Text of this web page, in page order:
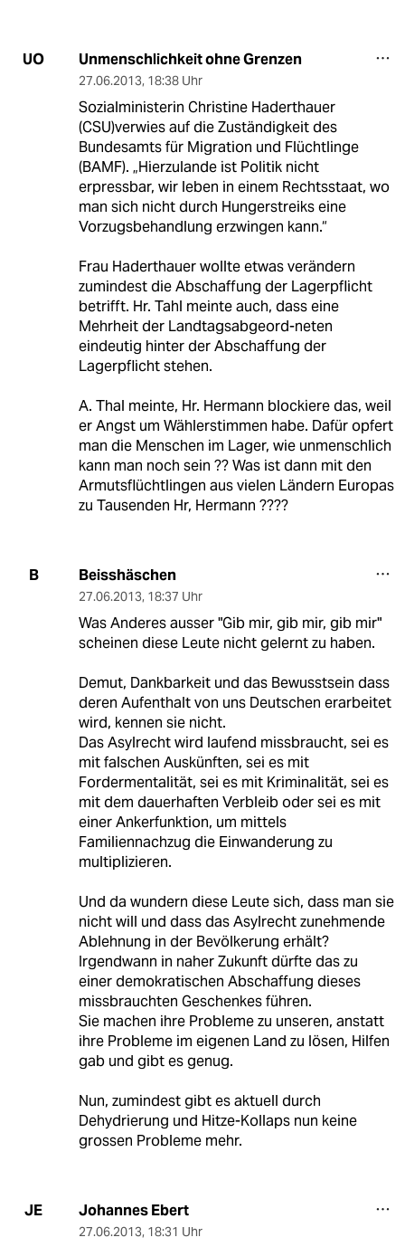
UO Unmenschlichkeit ohne Grenzen
27.06.2013, 18:38 Uhr
Sozialministerin Christine Haderthauer
(CSU)verwies auf die Zuständigkeit des
Bundesamts für Migration und Flüchtlinge
(BAMF). „Hierzulande ist Politik nicht
erpressbar, wir leben in einem Rechtsstaat, wo
man sich nicht durch Hungerstreiks eine
Vorzugsbehandlung erzwingen kann.“
Frau Haderthauer wollte etwas verändern
zumindest die Abschaffung der Lagerpflicht
betrifft. Hr. Tahl meinte auch, dass eine
Mehrheit der Landtagsabgeord-neten
eindeutig hinter der Abschaffung der
Lagerpflicht stehen.
A. Thal meinte, Hr. Hermann blockiere das, weil
er Angst um Wählerstimmen habe. Dafür opfert
man die Menschen im Lager, wie unmenschlich
kann man noch sein ?? Was ist dann mit den
Armutsflüchtlingen aus vielen Ländern Europas
zu Tausenden Hr, Hermann ????
B Beisshäschen
27.06.2013, 18:37 Uhr
Was Anderes ausser "Gib mir, gib mir, gib mir"
scheinen diese Leute nicht gelernt zu haben.
Demut, Dankbarkeit und das Bewusstsein dass
deren Aufenthalt von uns Deutschen erarbeitet
wird, kennen sie nicht.
Das Asylrecht wird laufend missbraucht, sei es
mit falschen Auskünften, sei es mit
Fordermentalität, sei es mit Kriminalität, sei es
mit dem dauerhaften Verbleib oder sei es mit
einer Ankerfunktion, um mittels
Familiennachzug die Einwanderung zu
multiplizieren.
Und da wundern diese Leute sich, dass man sie
nicht will und dass das Asylrecht zunehmende
Ablehnung in der Bevölkerung erhält?
Irgendwann in naher Zukunft dürfte das zu
einer demokratischen Abschaffung dieses
missbrauchten Geschenkes führen.
Sie machen ihre Probleme zu unseren, anstatt
ihre Probleme im eigenen Land zu lösen, Hilfen
gab und gibt es genug.
Nun, zumindest gibt es aktuell durch
Dehydrierung und Hitze-Kollaps nun keine
grossen Probleme mehr.
JE Johannes Ebert
27.06.2013, 18:31 Uhr